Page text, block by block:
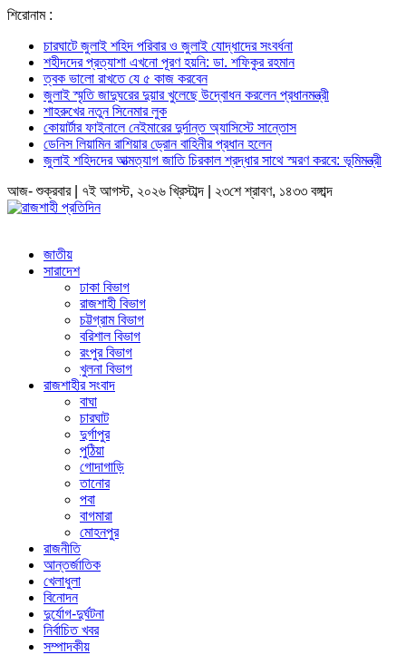
শিরোনাম :
চারঘাটে জুলাই শহিদ পরিবার ও জুলাই যোদ্ধাদের সংবর্ধনা
শহীদদের প্রত্যাশা এখনো পূরণ হয়নি: ডা. শফিকুর রহমান
ত্বক ভালো রাখতে যে ৫ কাজ করবেন
জুলাই স্মৃতি জাদুঘরের দুয়ার খুলেছে উদ্বোধন করলেন প্রধানমন্ত্রী
শাহরুখের নতুন সিনেমার লুক
কোয়ার্টার ফাইনালে নেইমারের দুর্দান্ত অ্যাসিস্টে সান্তোস
ডেনিস লিয়ামিন রাশিয়ার ড্রোন বাহিনীর প্রধান হলেন
জুলাই শহিদদের আত্মত্যাগ জাতি চিরকাল শ্রদ্ধার সাথে স্মরণ করবে: ভূমিমন্ত্রী
আজ- শুক্রবার | ৭ই আগস্ট, ২০২৬ খ্রিস্টাব্দ | ২৩শে শ্রাবণ, ১৪৩৩ বঙ্গাব্দ
জাতীয়
সারাদেশ
ঢাকা বিভাগ
রাজশাহী বিভাগ
চট্টগ্রাম বিভাগ
বরিশাল বিভাগ
রংপুর বিভাগ
খুলনা বিভাগ
রাজশাহীর সংবাদ
বাঘা
চারঘাট
দুর্গাপুর
পুঠিয়া
গোদাগাড়ি
তানোর
পবা
বাগমারা
মোহনপুর
রাজনীতি
আন্তর্জাতিক
খেলাধুলা
বিনোদন
দুর্যোগ-দুর্ঘটনা
নির্বাচিত খবর
সম্পাদকীয়